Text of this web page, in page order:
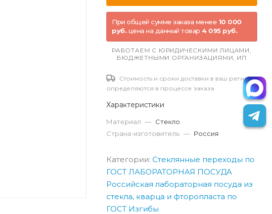
При общей сумме заказа менее 10 000
руб. цена на данный товар 4 095 руб.
РАБОТАЕМ С ЮРИДИЧЕСКИМИ ЛИЦАМИ,
БЮДЖЕТНЫМИ ОРГАНИЗАЦИЯМИ, ИП
Стоимость и сроки доставки в ваш регион
определяются в процессе заказа
Характеристики
Материал — Стекло
Страна-изготовитель — Россия
Категории: Стеклянные переходы по
ГОСТ ЛАБОРАТОРНАЯ ПОСУДА
Российская лабораторная посуда из
стекла, кварца и фторопласта по
ГОСТ Изгибы